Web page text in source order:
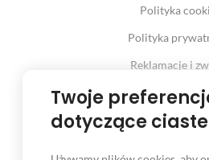
Polityka
Polityka
Reklamacje i
Prawo odstąpienia
Twoje
dotyczące